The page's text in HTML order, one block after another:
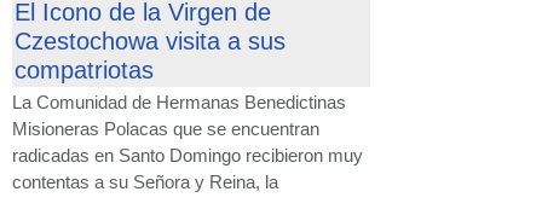
El Icono de la Virgen de
Czestochowa visita a sus
compatriotas
La Comunidad de Hermanas Benedictinas
Misioneras Polacas que se encuentran
radicadas en Santo Domingo recibieron muy
contentas a su Señora y Reina, la